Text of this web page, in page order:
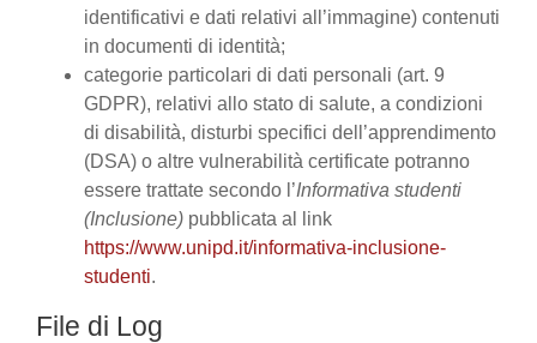
identificativi e dati relativi all’immagine) contenuti
in documenti di identità;
categorie particolari di dati personali (art. 9
GDPR), relativi allo stato di salute, a condizioni
di disabilità, disturbi specifici dell’apprendimento
(DSA) o altre vulnerabilità certificate potranno
essere trattate secondo l’Informativa studenti
(Inclusione) pubblicata al link
https://www.unipd.it/informativa-inclusione-
studenti.
File di Log